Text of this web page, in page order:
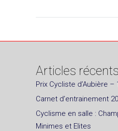
Articles récents
Prix Cycliste d’Aubière –
Carnet d’entrainement
Cyclisme en salle :
Minimes et Elites